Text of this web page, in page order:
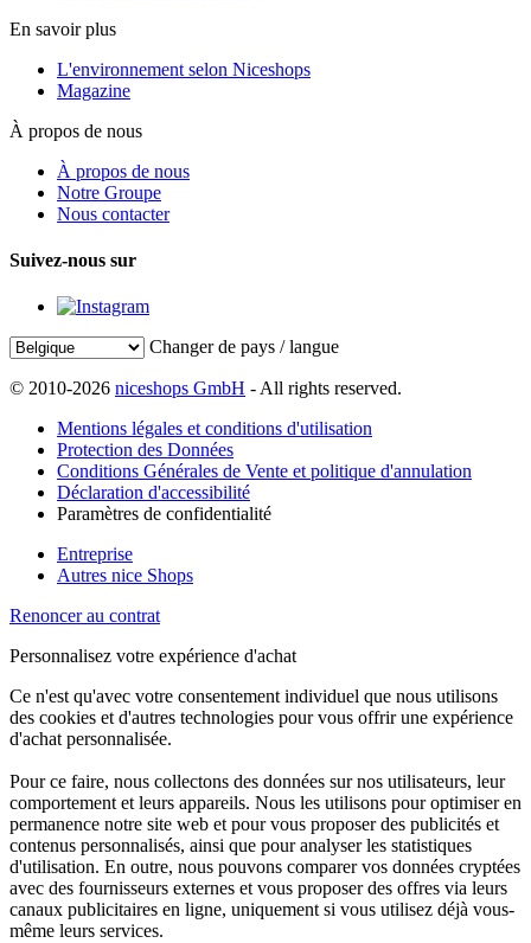
En savoir plus
L'environnement selon Niceshops
Magazine
À propos de nous
À propos de nous
Notre Groupe
Nous contacter
Suivez-nous sur
Changer de pays / langue
© 2010-2026 niceshops GmbH - All rights reserved.
Mentions légales et conditions d'utilisation
Protection des Données
Conditions Générales de Vente et politique d'annulation
Déclaration d'accessibilité
Paramètres de confidentialité
Entreprise
Autres nice Shops
Renoncer au contrat
Personnalisez votre expérience d'achat
Ce n'est qu'avec votre consentement individuel que nous utilisons
des cookies et d'autres technologies pour vous offrir une expérience
d'achat personnalisée.
Pour ce faire, nous collectons des données sur nos utilisateurs, leur
comportement et leurs appareils. Nous les utilisons pour optimiser en
permanence notre site web et pour vous proposer des publicités et
contenus personnalisés, ainsi que pour analyser les statistiques
d'utilisation. En outre, nous pouvons comparer vos données cryptées
avec des fournisseurs externes et vous proposer des offres via leurs
canaux publicitaires en ligne, uniquement si vous utilisez déjà vous-
même leurs services.